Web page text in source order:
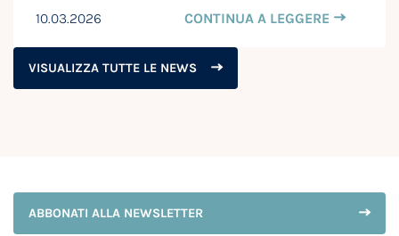
10.03.2026
CONTINUA A LEGGERE
VISUALIZZA TUTTE LE NEWS
ABBONATI ALLA NEWSLETTER